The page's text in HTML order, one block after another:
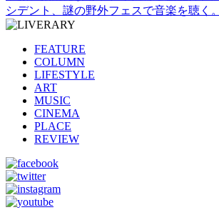
シデント、謎の野外フェスで音楽を聴く。
FEATURE
COLUMN
LIFESTYLE
ART
MUSIC
CINEMA
PLACE
REVIEW